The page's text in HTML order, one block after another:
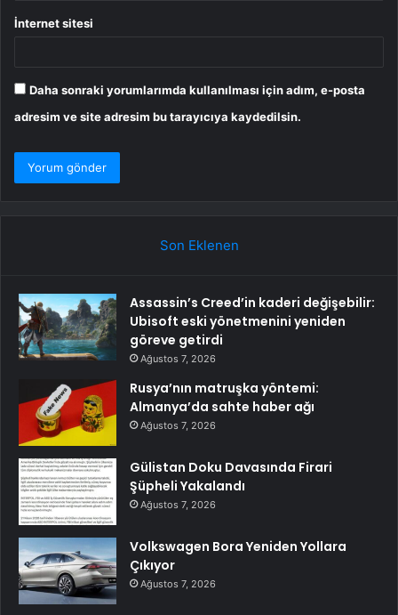
İnternet sitesi
Daha sonraki yorumlarımda kullanılması için adım, e-posta
adresim ve site adresim bu tarayıcıya kaydedilsin.
Son Eklenen
Assassin’s Creed’in kaderi değişebilir:
Ubisoft eski yönetmenini yeniden
göreve getirdi
Ağustos 7, 2026
Rusya’nın matruşka yöntemi:
Almanya’da sahte haber ağı
Ağustos 7, 2026
Gülistan Doku Davasında Firari
Şüpheli Yakalandı
Ağustos 7, 2026
Volkswagen Bora Yeniden Yollara
Çıkıyor
Ağustos 7, 2026